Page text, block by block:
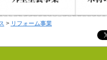
> リフォーム事業